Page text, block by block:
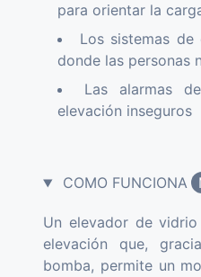
para orientar la
Los sistemas
donde las personas
Las alarmas
elevación inseguros
COMO FUNCIONA
Un elevador de
elevación que,
bomba, permite un